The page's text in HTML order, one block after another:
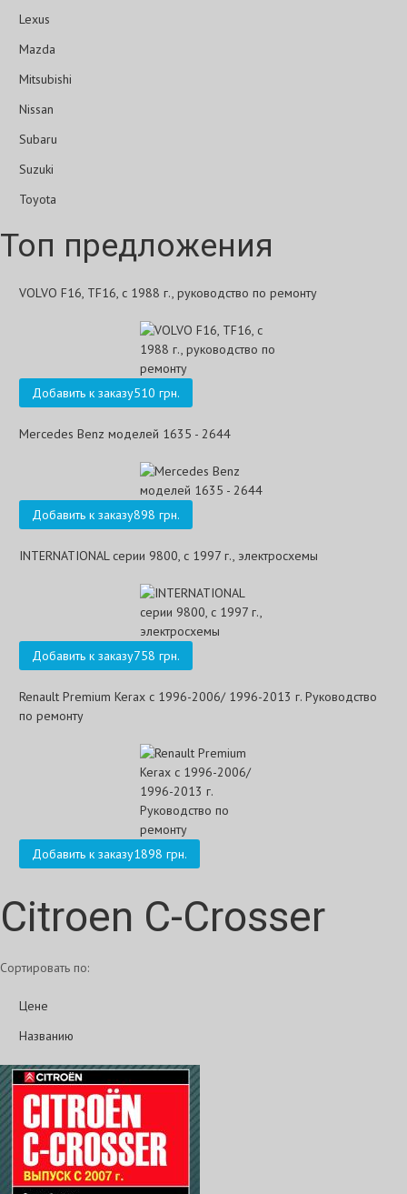
Lexus
Mazda
Mitsubishi
Nissan
Subaru
Suzuki
Toyota
Топ предложения
VOLVO F16, TF16, с 1988 г., руководство по ремонту
Добавить к заказу510 грн.
Mercedes Benz моделей 1635 - 2644
Добавить к заказу898 грн.
INTERNATIONAL серии 9800, с 1997 г., электросхемы
Добавить к заказу758 грн.
Renault Premium Kerax с 1996-2006/ 1996-2013 г. Руководство
по ремонту
Добавить к заказу1898 грн.
Citroen C-Crosser
Сортировать по:
Цене
Названию